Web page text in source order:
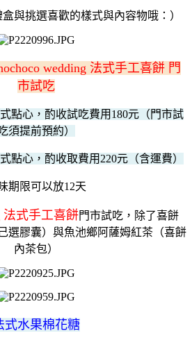
與挑選喜歡的樣式與內容物哦：）
wedding 法式手工喜餅 門
市試吃
點心，酌收試吃費用180元（門市試
須提前預約）
點心，酌收取費用220元（含運費）
期限可以放12天
法式手工喜餅門市試吃，除了喜餅
選膠囊）與魚池鄉阿薩姆紅茶（喜餅
內茶包）
式水果棉花糖